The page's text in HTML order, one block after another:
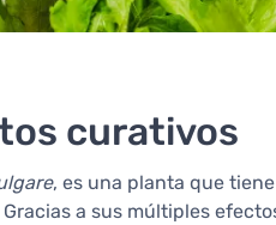
curativos
, es una planta que
a sus múltiples